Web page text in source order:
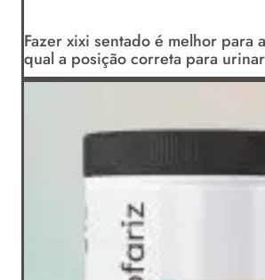
Fazer xixi sentado é melhor para
qual a posição correta para urinar